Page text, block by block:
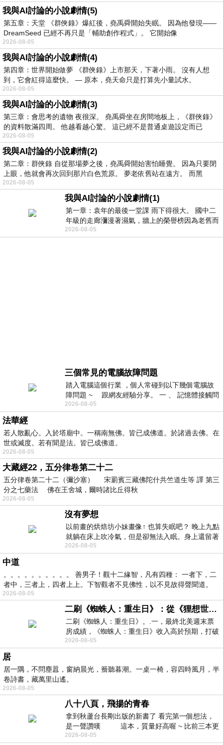
我與AI討論的小說劇情(5)
第五章：天堂 《群俠錄》爆紅後，堯禹舜開始失眠。 因為他發現——
DreamSeed 已經不再只是「輔助創作程式」。 它開始像
2026-08-05
我與AI討論的小說劇情(4)
第四章：世界開始做夢 《群俠錄》上市那天，下著小雨。 沒有人想
到，它會紅得這麼快。 — 原本，堯天命只是打算先小量試水。
2026-08-05
我與AI討論的小說劇情(3)
第三章：會思考的遺物 夜很深。 堯禹舜坐在房間地板上，《群俠錄》
的資料散滿四周。 他越看越心驚。 這已經不是普通桌遊設定而已
2026-08-05
我與AI討論的小說劇情(2)
第二章：群俠錄 自從那場夢之後，堯禹舜開始害怕睡覺。 因為只要閉
上眼，他就會再次回到那片白色荒原。 夢老依舊站在遠方。 而黑
2026-08-05
我與AI討論的小說劇情(1)
第一章：袁年的最後一堂課 雨下得很大。 國中二
年級的走廊瀰漫著濕氣，牆上的榮譽榜因為老舊而
微微捲起。 堯禹舜站在辦公室外，手
2026-08-05
三個常見的電腦故障問題
踏入電腦這個行業 ，個人常碰到以下幾個電腦故
障問題 ~ 跟網友經驗分享。 一 、 記憶體接觸問
題 : 記憶體即
2026-08-05
法華經
若人散亂心。入於塔廟中。一稱南無佛。皆已成佛道。於諸過去佛。在
世或滅度。若有聞是法。皆已成佛道。
2026-08-05
大藏經22，五分律卷第二十二
五分律卷第二十二（彌沙塞） 宋罽賓三藏佛陀什共竺道生等 譯 第三
分之七藥法 佛在王舍城，爾時諸比丘得秋
2026-08-05
沒有夢想
以前畫的烘焙坊小妹畫像↑ 也算失眠吧？ 晚上九點
就躺在床上吹冷氣，但是卻無法入眠。身上還留著
四點多跑的六公里的疲
2026-08-05
中道
。。。。。。。。。。 善男子！觀十二緣智，凡有四種： 一者下，二
者中，三者上，四者上上。下智觀者不見佛性，以不見故得聲聞道。
2026-08-05
二刷《蜘蛛人：重生日》：從《狸想世界》到《怪奇物語》
二刷《蜘蛛人：重生日》。.一，最終北美週末票
房成績，《蜘蛛人：重生日》收入高於預期，打破
《復仇者聯盟：終局之戰》記錄，成為
2026-08-05
居
居一隅，不問塵囂，窗納晨光，簷聽暮潮。一桌一椅，容四時風月，半
卷詩書，藏萬里山遙。
2026-08-05
八十八頁，飛揚的青春
拿到秋蘆台長剛出版的新書了 看完第一個想法，
是一聲讚嘆 這本，質量好高喔 ~ 比前三本更
勝一
2026-08-05